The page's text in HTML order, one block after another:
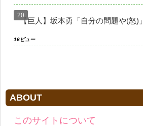
【巨人】坂本勇「自分の問題や(怒)」
16ビュー
ABOUT
このサイトについて